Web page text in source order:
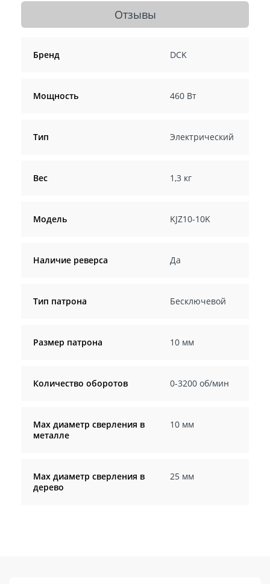
Отзывы
Бренд DCK
Мощность 460 Вт
Тип Электрический
Вес 1,3 кг
Модель KJZ10-10K
Наличие реверса Да
Тип патрона Бесключевой
Размер патрона 10 мм
Количество оборотов 0-3200 об/мин
Max диаметр сверления в
металле
10 мм
Max диаметр сверления в
дерево
25 мм